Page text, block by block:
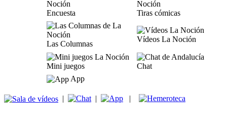
Encuesta Tiras cómicas
Las Columnas
Vídeos La Noción
Mini juegos
Chat
App
| | |